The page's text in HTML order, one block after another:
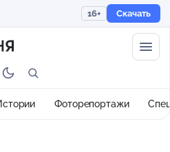
16+ Скачать
Фоторепортажи